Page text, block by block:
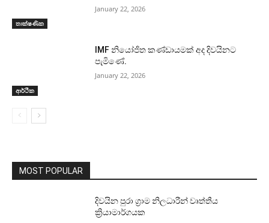
තාක්ෂණික
January 22, 2026
ආර්ථික
IMF නියෝජිත කණ්ඩායමක් අද දිවයිනට
පැමිණේ.
January 22, 2026
MOST POPULAR
දිවයින පුරා ග්‍රාම නිලධාරීන් වෘත්තීය
ක්‍රියාමාර්ගයක